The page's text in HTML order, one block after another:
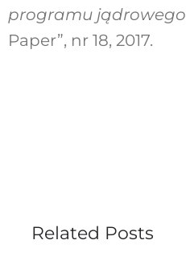
programu jądrowego
Paper”, nr 18, 2017.
Related Posts